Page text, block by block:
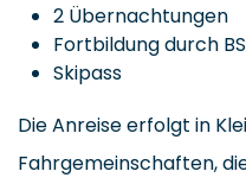
2 Übernachtungen
Fortbildung durch
Skipass
Die Anreise erfolgt in
Fahrgemeinschaften,